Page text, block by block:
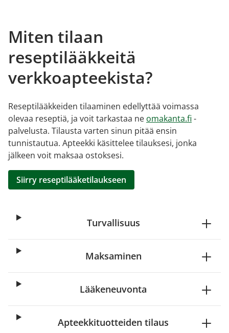
Miten tilaan
reseptilääkkeitä
verkkoapteekista?
Reseptilääkkeiden tilaaminen edellyttää voimassa
olevaa reseptiä, ja voit tarkastaa ne omakanta.fi -
palvelusta. Tilausta varten sinun pitää ensin
tunnistautua. Apteekki käsittelee tilauksesi, jonka
jälkeen voit maksaa ostoksesi.
Siirry reseptilääketilaukseen
Turvallisuus
Maksaminen
Lääkeneuvonta
Apteekkituotteiden tilaus